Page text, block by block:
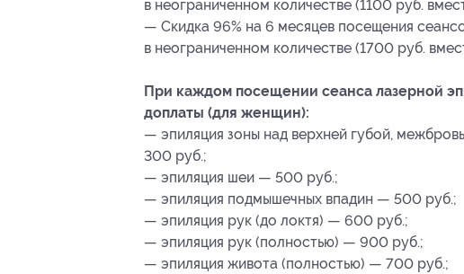
в неограниченном количестве (1100 руб.
— Скидка 96% на 6 месяцев посещения
в неограниченном количестве (1700 руб.
При каждом посещении сеанса лазерной
доплаты (для женщин):
— эпиляция зоны над верхней губой,
300 руб.;
— эпиляция шеи — 500 руб.;
— эпиляция подмышечных впадин — 500 руб.;
— эпиляция рук (до локтя) — 600 руб.;
— эпиляция рук (полностью) — 900 руб.;
— эпиляция живота (полностью) — 700 руб.;